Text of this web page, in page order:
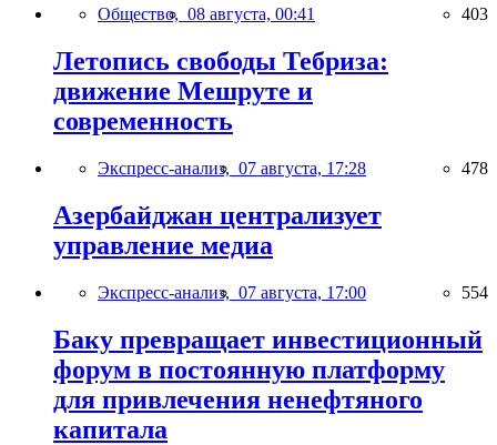
Общество, 08 августа, 00:41 403
Летопись свободы Тебриза:
движение Мешруте и
современность
Экспресс-анализ, 07 августа, 17:28 478
Азербайджан централизует
управление медиа
Экспресс-анализ, 07 августа, 17:00 554
Баку превращает инвестиционный
форум в постоянную платформу
для привлечения ненефтяного
капитала